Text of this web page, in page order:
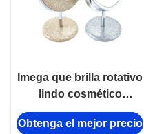
Imega que brilla rotativo
lindo cosmético
bilateral del espejo del
maquillaje del círculo de
Obtenga el mejor precio